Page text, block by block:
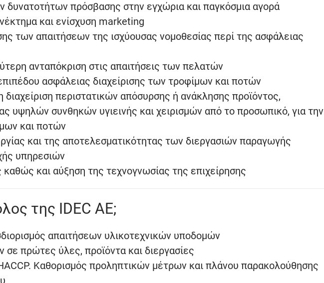
δυνατοτήτων πρόσβασης στην εγχώρια και παγκόσμια αγορά
και ενίσχυση marketing
των απαιτήσεων της ισχύουσας νομοθεσίας περί της ασφάλειας
ανταπόκριση στις απαιτήσεις των πελατών
ασφάλειας διαχείρισης των τροφίμων και ποτών
περιστατικών απόσυρσης ή ανάκλησης προϊόντος,
υψηλών συνθηκών υγιεινής και χειρισμών από το προσωπικό, για την
και ποτών
και της αποτελεσματικότητας των διεργασιών παραγωγής
υπηρεσιών
καθώς και αύξηση της τεχνογνωσίας της επιχείρησης
της IDEC AE;
απαιτήσεων υλικοτεχνικών υποδομών
σε πρώτες ύλες, προϊόντα και διεργασίες
Καθορισμός προληπτικών μέτρων και πλάνου παρακολούθησης